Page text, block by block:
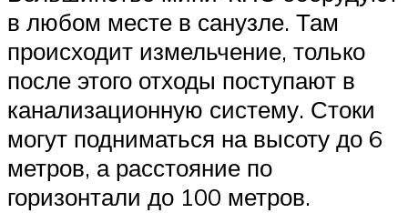
в любом месте в санузле. Там
происходит измельчение, только
после этого отходы поступают в
канализационную систему. Стоки
могут подниматься на высоту до 6
метров, а расстояние по
горизонтали до 100 метров.